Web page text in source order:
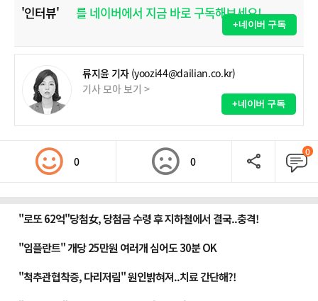
'인터뷰' 를 네이버에서 지금 바로 구독해보세요!
+네이버 구독
류지윤 기자 (yoozi44@dailian.co.kr)
기사 모아 보기 >
+네이버 구독
0 0
0